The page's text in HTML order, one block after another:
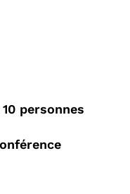
personnes